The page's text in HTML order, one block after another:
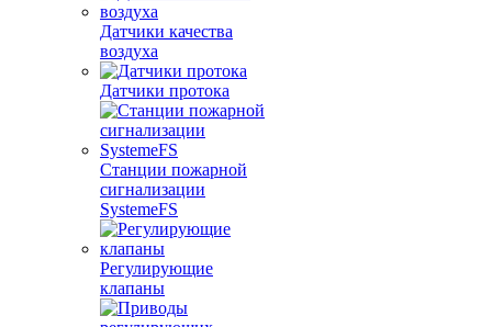
Датчики качества
воздуха
Датчики протока
Станции пожарной
сигнализации
SystemeFS
Регулирующие
клапаны